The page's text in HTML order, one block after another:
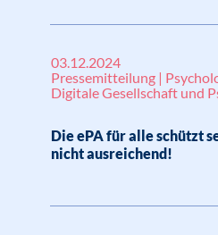
03.12.2024
Pressemitteilung |
Digitale Gesellschaft und
Die ePA für alle schützt
nicht ausreichend!